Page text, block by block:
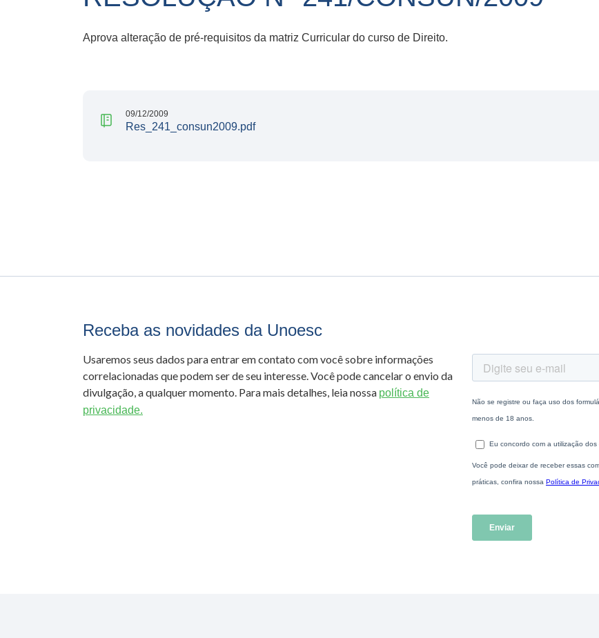
Aprova alteração de pré-requisitos da matriz Curricular do curso de Direito.
09/12/2009
Res_241_consun2009.pdf
Receba as novidades da Unoesc
Usaremos seus dados para entrar em contato com você sobre informações
correlacionadas que podem ser de seu interesse. Você pode cancelar o envio da
divulgação, a qualquer momento. Para mais detalhes, leia nossa política de
privacidade.